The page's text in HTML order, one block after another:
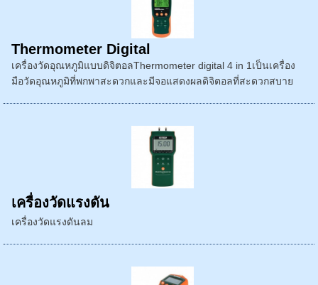
Thermometer Digital
เครื่องวัดอุณหภูมิแบบดิจิตอลThermometer digital 4 in 1เป็นเครื่อง
มือวัดอุณหภูมิที่พกพาสะดวกและมีจอแสดงผลดิจิตอลที่สะดวกสบาย
เครื่องวัดแรงดัน
เครื่องวัดแรงดันลม